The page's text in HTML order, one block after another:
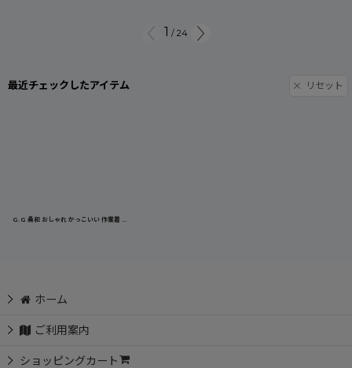
1 / 24
最近チェックしたアイテム リセット
G.G 桑和 おしゃれ かっこいい 作業着 作業服 ジョガーパンツ カーゴパンツ スポーツ ストレッチ ナイロン 冷感 涼しい 春夏 軽量 0368-08
ホーム
ご利用案内
ショッピングカート